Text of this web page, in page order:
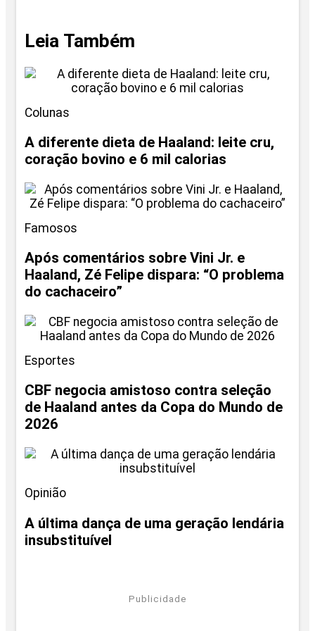
Leia Também
Colunas
A diferente dieta de Haaland: leite cru,
coração bovino e 6 mil calorias
Famosos
Após comentários sobre Vini Jr. e
Haaland, Zé Felipe dispara: “O problema
do cachaceiro”
Esportes
CBF negocia amistoso contra seleção
de Haaland antes da Copa do Mundo de
2026
Opinião
A última dança de uma geração lendária
insubstituível
Publicidade